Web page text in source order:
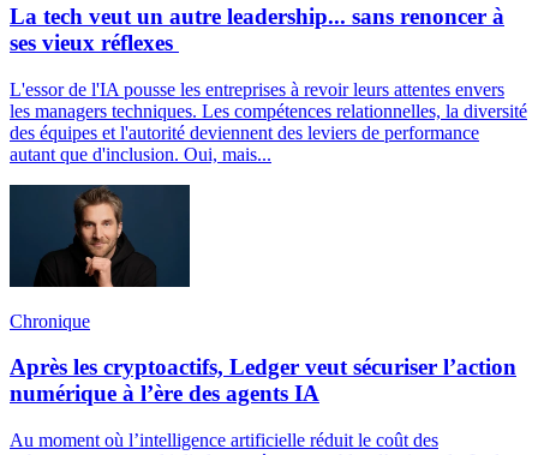
La tech veut un autre leadership... sans renoncer à
ses vieux réflexes
L'essor de l'IA pousse les entreprises à revoir leurs attentes envers
les managers techniques. Les compétences relationnelles, la diversité
des équipes et l'autorité deviennent des leviers de performance
autant que d'inclusion. Oui, mais...
Chronique
Après les cryptoactifs, Ledger veut sécuriser l’action
numérique à l’ère des agents IA
Au moment où l’intelligence artificielle réduit le coût des